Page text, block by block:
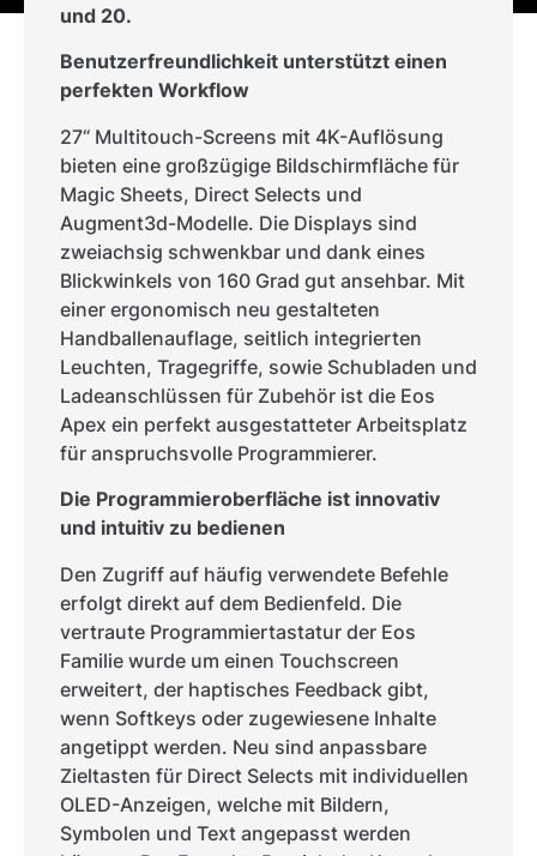
und 20.
Benutzerfreundlichkeit unterstützt einen
perfekten Workflow
27“ Multitouch-Screens mit 4K-Auflösung
bieten eine großzügige Bildschirmfläche für
Magic Sheets, Direct Selects und
Augment3d-Modelle. Die Displays sind
zweiachsig schwenkbar und dank eines
Blickwinkels von 160 Grad gut ansehbar. Mit
einer ergonomisch neu gestalteten
Handballenauflage, seitlich integrierten
Leuchten, Tragegriffe, sowie Schubladen und
Ladeanschlüssen für Zubehör ist die Eos
Apex ein perfekt ausgestatteter Arbeitsplatz
für anspruchsvolle Programmierer.
Die Programmieroberfläche ist innovativ
und intuitiv zu bedienen
Den Zugriff auf häufig verwendete Befehle
erfolgt direkt auf dem Bedienfeld. Die
vertraute Programmiertastatur der Eos
Familie wurde um einen Touchscreen
erweitert, der haptisches Feedback gibt,
wenn Softkeys oder zugewiesene Inhalte
angetippt werden. Neu sind anpassbare
Zieltasten für Direct Selects mit individuellen
OLED-Anzeigen, welche mit Bildern,
Symbolen und Text angepasst werden